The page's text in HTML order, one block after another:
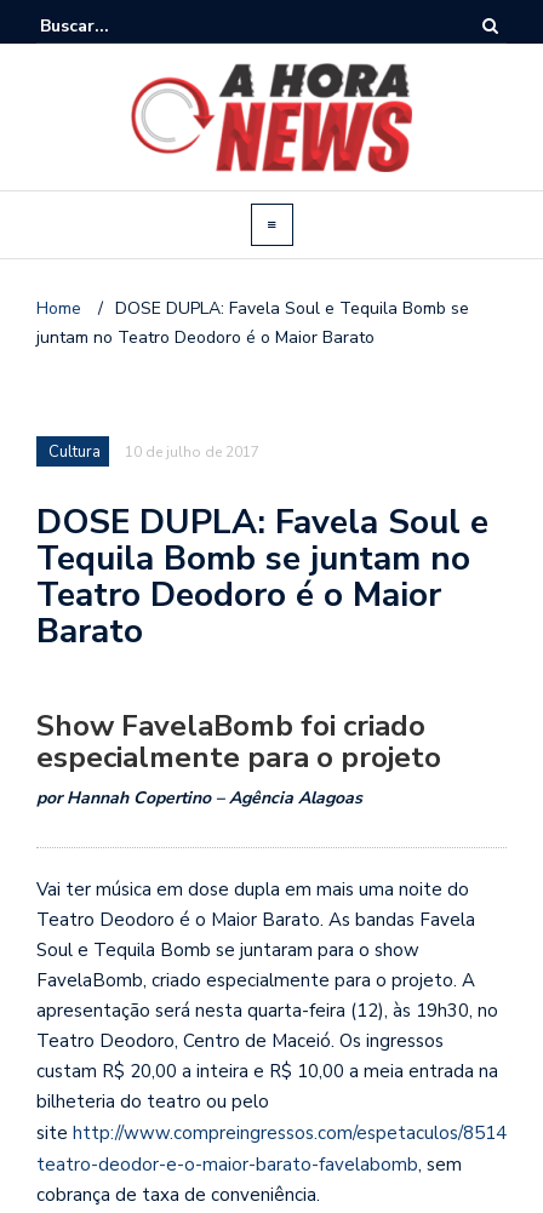
Home / DOSE DUPLA: Favela Soul e Tequila Bomb se
juntam no Teatro Deodoro é o Maior Barato
Cultura 10 de julho de 2017
DOSE DUPLA: Favela Soul e
Tequila Bomb se juntam no
Teatro Deodoro é o Maior
Barato
Show FavelaBomb foi criado
especialmente para o projeto
por Hannah Copertino – Agência Alagoas
Vai ter música em dose dupla em mais uma noite do
Teatro Deodoro é o Maior Barato. As bandas Favela
Soul e Tequila Bomb se juntaram para o show
FavelaBomb, criado especialmente para o projeto. A
apresentação será nesta quarta-feira (12), às 19h30, no
Teatro Deodoro, Centro de Maceió. Os ingressos
custam R$ 20,00 a inteira e R$ 10,00 a meia entrada na
bilheteria do teatro ou pelo
site http://www.compreingressos.com/espetaculos/8514-
teatro-deodor-e-o-maior-barato-favelabomb, sem
cobrança de taxa de conveniência.